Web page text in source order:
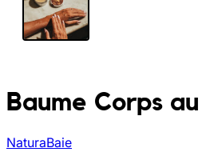
Baume Corps
NaturaBaie
Saskia